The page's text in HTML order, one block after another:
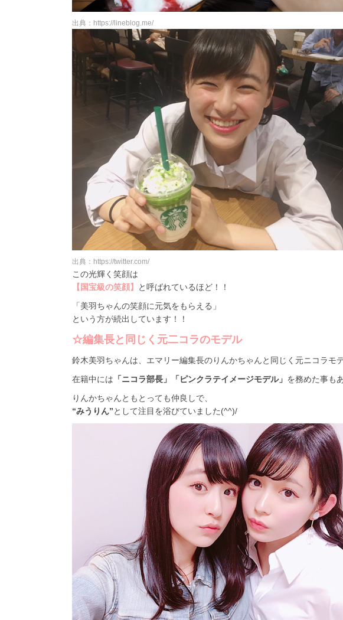
出典：https://lineblog.me/
出典：https://twitter.com/
この光輝く笑顔は
【国宝級の笑顔】
と呼ばれているほど！！
「美羽ちゃんの笑顔に元気をもらえる」
という方が続出しています！！
☆編集長と同じく元二コラのモデル
鈴木美羽ちゃんは、エマリー編集長のりんかちゃんと同じく元ニコラモ
在籍中には 「ニコラ部長」「ピンクラテイメージモデル」 を務めた事も
りんかちゃんともとっても仲良しで、
“みうりん”として注目を浴びていました(^^)/